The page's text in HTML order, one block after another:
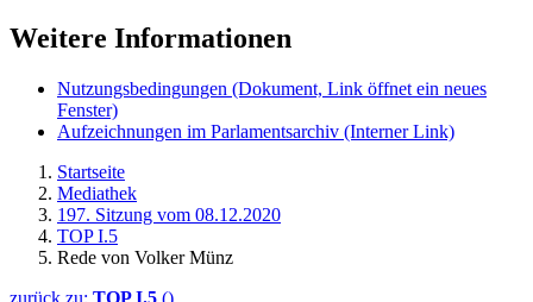
Weitere Informationen
Nutzungsbedingungen (Dokument, Link öffnet ein neues
Fenster)
Aufzeichnungen im Parlamentsarchiv (Interner Link)
Startseite
Mediathek
197. Sitzung vom 08.12.2020
TOP I.5
Rede von Volker Münz